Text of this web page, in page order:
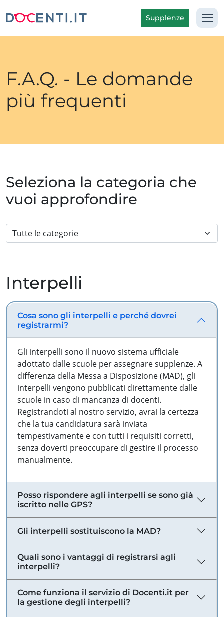
Supplenze
F.A.Q. - Le domande
più frequenti
Seleziona la categoria che
vuoi approfondire
Interpelli
Cosa sono gli interpelli e perché dovrei
registrarmi?
Gli interpelli sono il nuovo sistema ufficiale
adottato dalle scuole per assegnare supplenze. A
differenza della Messa a Disposizione (MAD), gli
interpelli vengono pubblicati direttamente dalle
scuole in caso di mancanza di docenti.
Registrandoti al nostro servizio, avrai la certezza
che la tua candidatura sarà inviata
tempestivamente e con tutti i requisiti corretti,
senza doverti preoccupare di gestire il processo
manualmente.
Posso rispondere agli interpelli se sono già
iscritto nelle GPS?
Gli interpelli sostituiscono la MAD?
Quali sono i vantaggi di registrarsi agli
interpelli?
Come funziona il servizio di Docenti.it per
la gestione degli interpelli?